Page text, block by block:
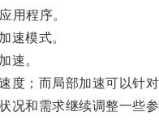
用程序。
模式。
速。
；而局部加速可以针对
和需求继续调整一些参